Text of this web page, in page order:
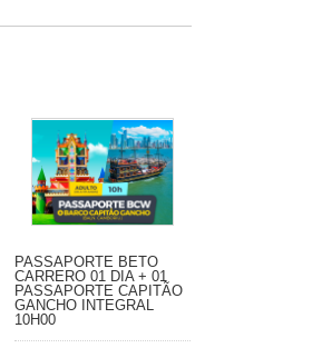
PASSAPORTE BETO
CARRERO 01 DIA + 01
PASSAPORTE CAPITÃO
GANCHO INTEGRAL
10H00